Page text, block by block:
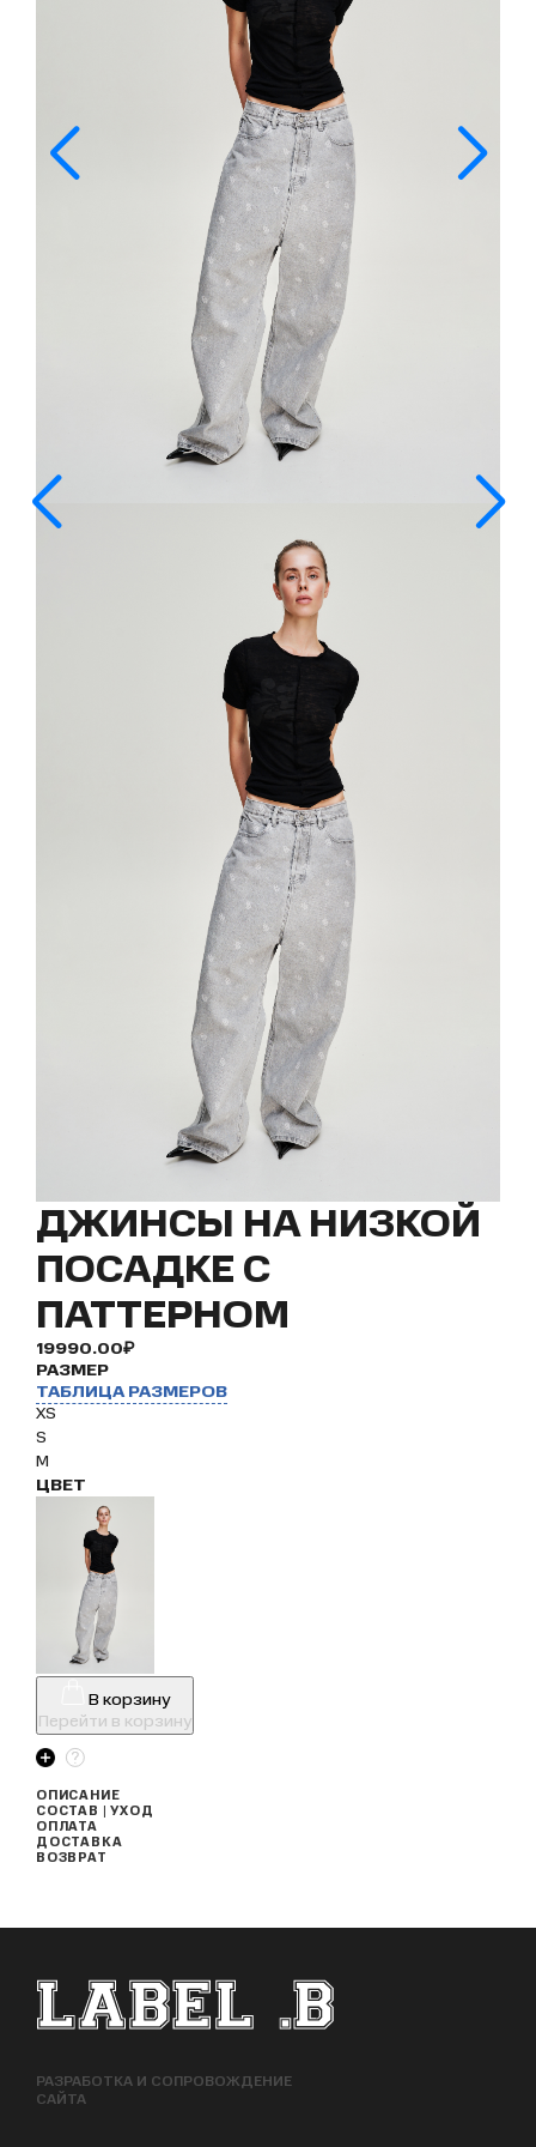
ДЖИНСЫ НА НИЗКОЙ
ПОСАДКЕ С
ПАТТЕРНОМ
19990.00₽
РАЗМЕР
ТАБЛИЦА РАЗМЕРОВ
XS
S
M
ЦВЕТ
В корзину
Перейти в корзину
ОПИСАНИЕ
СОСТАВ | УХОД
ОПЛАТА
ДОСТАВКА
ВОЗВРАТ
ФУТЕР САЙТА
РАЗРАБОТКА И СОПРОВОЖДЕНИЕ
САЙТА